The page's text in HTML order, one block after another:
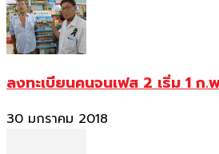
ลงทะเบียนคนจนเฟส 2 เริ่ม 1 ก.
30 มกราคม 2018